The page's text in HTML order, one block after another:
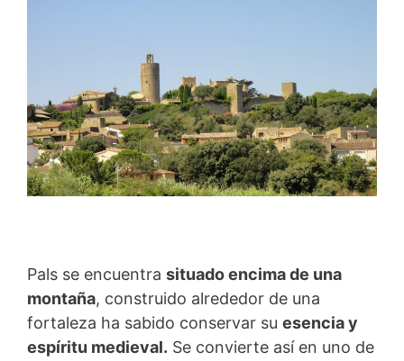
Pals se encuentra situado encima de una
montaña, construido alrededor de una
fortaleza ha sabido conservar su esencia y
espíritu medieval. Se convierte así en uno de